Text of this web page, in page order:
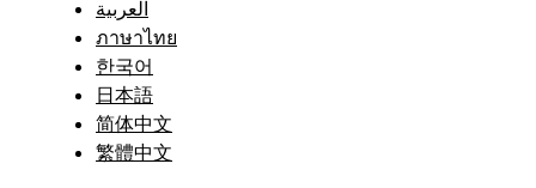
العربية
ภาษาไทย
한국어
日本語
简体中文
繁體中文